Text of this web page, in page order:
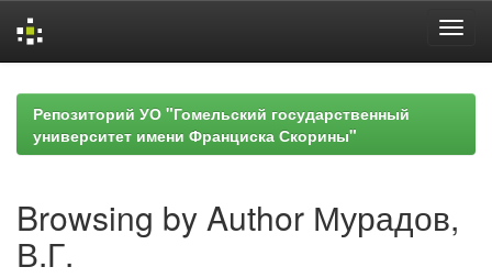
navigationРепозиторий УО "Гомельский государственный
университет имени Франциска Скорины"
Browsing by Author Мурадов,
В.Г.